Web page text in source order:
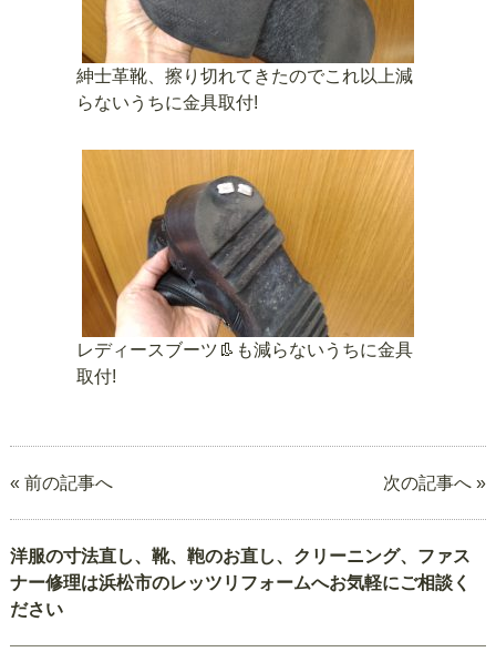
紳士革靴、擦り切れてきたのでこれ以上減
らないうちに金具取付!
レディースブーツ👢も減らないうちに金具
取付!
« 前の記事へ 次の記事へ »
洋服の寸法直し、靴、鞄のお直し、クリーニング、ファス
ナー修理は浜松市のレッツリフォームへお気軽にご相談く
ださい